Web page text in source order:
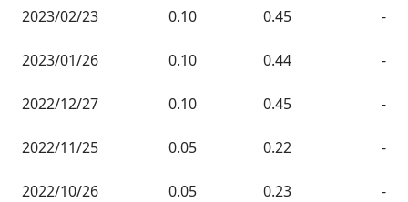
2023/02/23 0.10 0.45 -
2023/01/26 0.10 0.44 -
2022/12/27 0.10 0.45 -
2022/11/25 0.05 0.22 -
2022/10/26 0.05 0.23 -